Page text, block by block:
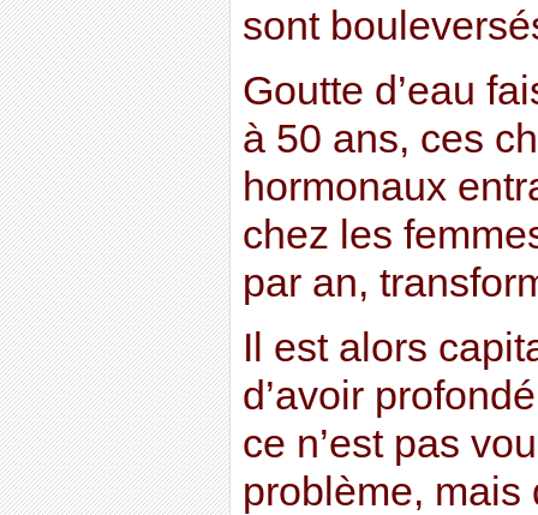
sont
Goutte d’eau
à 50 ans, ces
hormonaux
chez les
par an,
Il est alors
d’avoir
ce n’est pas
problème, mais